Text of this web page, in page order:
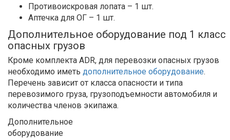
Противоискровая лопата – 1 шт.
Аптечка для ОГ – 1 шт.
Дополнительное оборудование под 1 класс
опасных грузов
Кроме комплекта ADR, для перевозки опасных грузов
необходимо иметь дополнительное оборудование.
Перечень зависит от класса опасности и типа
перевозимого груза, грузоподъемности автомобиля и
количества членов экипажа.
Дополнительное
оборудование